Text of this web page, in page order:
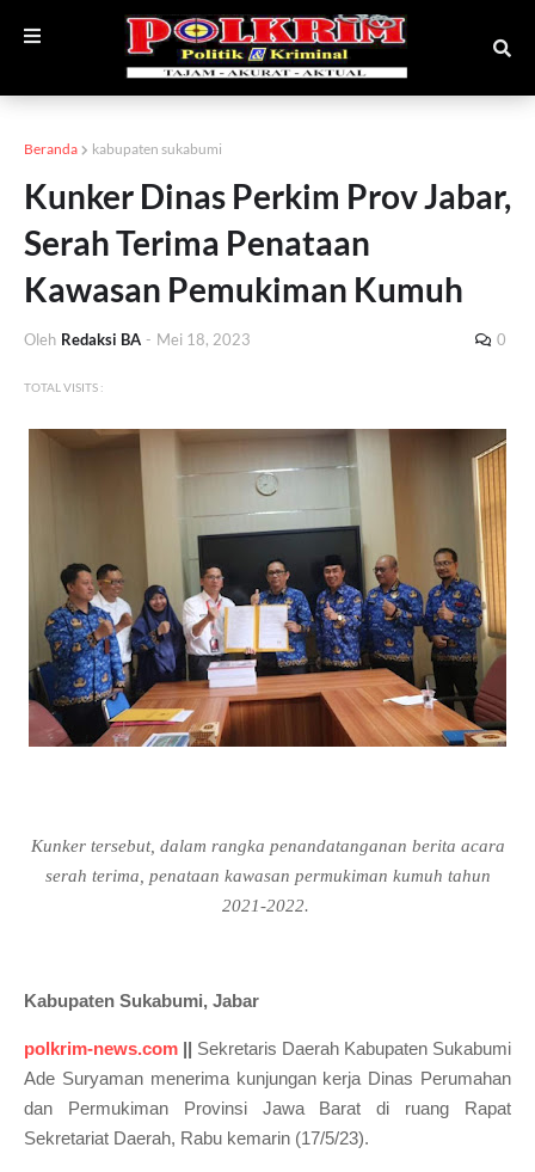
Beranda kabupaten sukabumi
Kunker Dinas Perkim Prov Jabar,
Serah Terima Penataan
Kawasan Pemukiman Kumuh
Oleh Redaksi BA - Mei 18, 2023 0
TOTAL VISITS :
Kunker tersebut, dalam rangka penandatanganan berita acara
serah terima, penataan kawasan permukiman kumuh tahun
2021-2022.
Kabupaten Sukabumi, Jabar
polkrim-news.com || Sekretaris Daerah Kabupaten Sukabumi
Ade Suryaman menerima kunjungan kerja Dinas Perumahan
dan Permukiman Provinsi Jawa Barat di ruang Rapat
Sekretariat Daerah, Rabu kemarin (17/5/23).